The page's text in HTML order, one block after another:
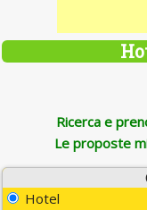
Ricerca e
Le proposte
Hotel